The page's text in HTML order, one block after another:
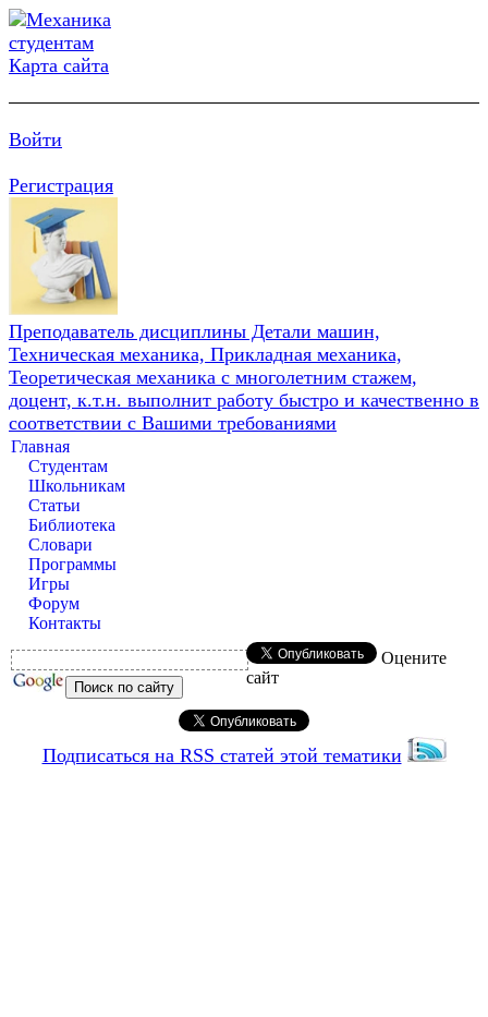
Карта сайта
Войти
Регистрация
Преподаватель дисциплины Детали машин,
Техническая механика, Прикладная механика,
Теоретическая механика с многолетним стажем,
доцент, к.т.н. выполнит работу быстро и качественно в
соответствии с Вашими требованиями
Главная
Студентам
Школьникам
Статьи
Библиотека
Словари
Программы
Игры
Форум
Контакты
Оцените
сайт
Подписаться на RSS статей этой тематики